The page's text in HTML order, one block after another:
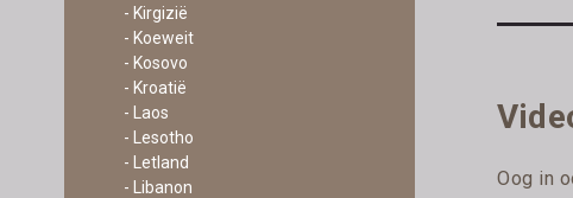
- Kirgizië
- Koeweit
- Kosovo
- Kroatië
- Laos
- Lesotho
- Letland
- Libanon
Oog in